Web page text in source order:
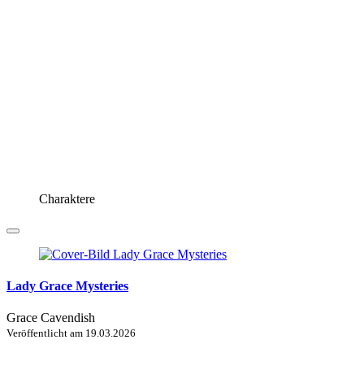
Charaktere
Lady Grace Mysteries
Grace Cavendish
Veröffentlicht am 19.03.2026